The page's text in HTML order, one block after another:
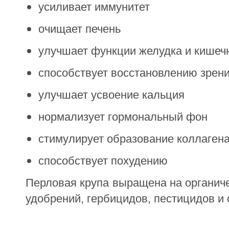
усиливает иммунитет
очищает печень
улучшает функции желудка и
способствует восстановлению
улучшает усвоение кальция
нормализует гормональный фон
стимулирует образование
способствует похудению
Перловая крупа выращена на
удобрений, гербицидов, пестицидов и